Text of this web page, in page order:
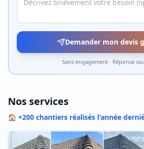
Demander mon devis
Sans engagement · Réponse
Nos services
🏠 +200 chantiers réalisés l'année